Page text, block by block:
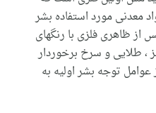
معدنی مورد استفاده بشر
از ظاهری فلزی با رنگهای
، طلایی و سرخ برخوردار
توجه بشر اولیه به